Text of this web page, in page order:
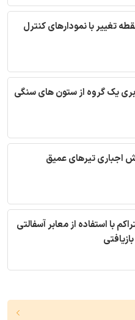
تغییر با نمودارهای کنترل
یک گروه از ستون های سنگی
اجباری تیرهای عمیق
با استفاده از معابر آسفالتی